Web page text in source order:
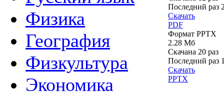
Физика
География
Физкультура
Экономика
Последний раз
Скачать
PDF
Формат PPTX
2.28 Мб
Скачана 20 раз
Последний раз
Скачать
PPTX